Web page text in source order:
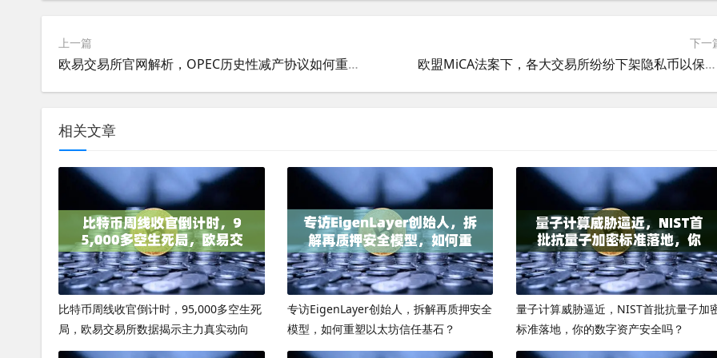
上一篇
欧易交易所官网解析，OPEC历史性减产协议如何重塑原油市场格局
下一
欧盟MiCA法案下，各大交易所纷纷下架隐私币以保合规—欧易交易所如何应对？
相关文章
比特币周线收官倒计时，95,000多空生死
局，欧易交易所数据揭示主力真实动向
专访EigenLayer创始人，拆解再质押安全
模型，如何重塑以太坊信任基石？
量子计算威胁逼近，NIST首批抗量子加
标准落地，你的数字资产安全吗？